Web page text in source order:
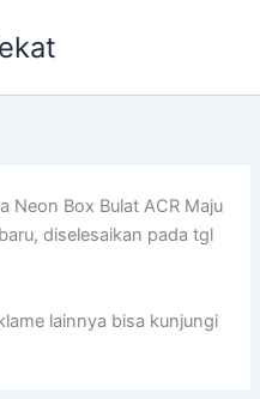
Neon Box Bulat ACR Maju
diselesaikan pada tgl
lainnya bisa kunjungi